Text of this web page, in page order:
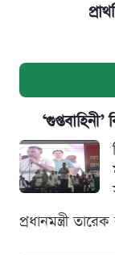
প্রধানমন্ত্রী